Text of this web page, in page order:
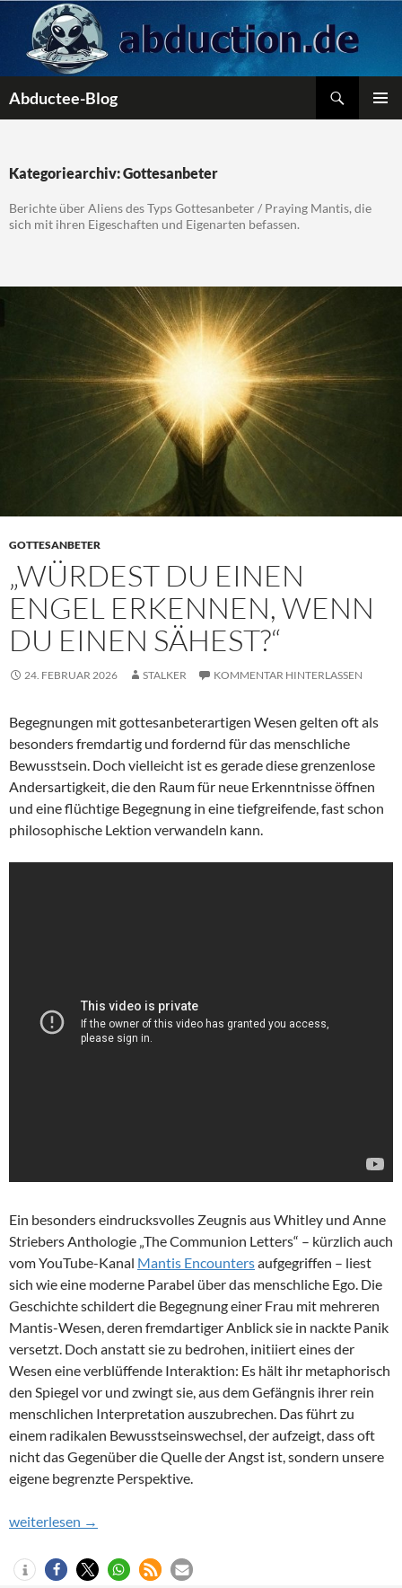
Inhalt
springen
Abductee-Blog
Kategoriearchiv: Gottesanbeter
Berichte über Aliens des Typs Gottesanbeter / Praying Mantis, die
sich mit ihren Eigeschaften und Eigenarten befassen.
GOTTESANBETER
„WÜRDEST DU EINEN
ENGEL ERKENNEN, WENN
DU EINEN SÄHEST?“
24. FEBRUAR 2026 STALKER KOMMENTAR HINTERLASSEN
Begegnungen mit gottesanbeterartigen Wesen gelten oft als
besonders fremdartig und fordernd für das menschliche
Bewusstsein. Doch vielleicht ist es gerade diese grenzenlose
Andersartigkeit, die den Raum für neue Erkenntnisse öffnen
und eine flüchtige Begegnung in eine tiefgreifende, fast schon
philosophische Lektion verwandeln kann.
Ein besonders eindrucksvolles Zeugnis aus Whitley und Anne
Striebers Anthologie „The Communion Letters“ – kürzlich auch
vom YouTube-Kanal Mantis Encountersaufgegriffen – liest
sich wie eine moderne Parabel über das menschliche Ego. Die
Geschichte schildert die Begegnung einer Frau mit mehreren
Mantis-Wesen, deren fremdartiger Anblick sie in nackte Panik
versetzt. Doch anstatt sie zu bedrohen, initiiert eines der
Wesen eine verblüffende Interaktion: Es hält ihr metaphorisch
den Spiegel vor und zwingt sie, aus dem Gefängnis ihrer rein
menschlichen Interpretation auszubrechen. Das führt zu
einem radikalen Bewusstseinswechsel, der aufzeigt, dass oft
nicht das Gegenüber die Quelle der Angst ist, sondern unsere
eigene begrenzte Perspektive.
„Würdest du einen Engel erkennen, wenn du einen sähest?“
weiterlesen →